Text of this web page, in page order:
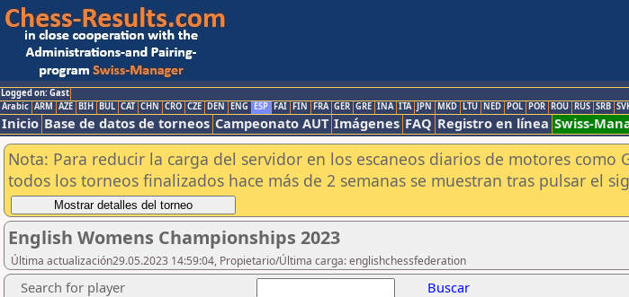
Logged on: Gast
Arabic ARM AZE BIH BUL CAT CHN CRO CZE DEN ENG ESP FAI FIN FRA GER GRE INA ITA JPN MKD LTU NED POL POR ROU RUS SRB
Inicio Base de datos de torneos Campeonato AUT Imágenes FAQ Registro en línea Swiss-
Nota: Para reducir la carga del servidor en los escaneos diarios de motores como
todos los torneos finalizados hace más de 2 semanas se muestran tras pulsar el
English Womens Championships 2023
Última actualización29.05.2023 14:59:04, Propietario/Última carga: englishchessfederation
Search for player Buscar